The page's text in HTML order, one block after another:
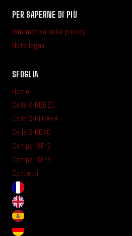
PER SAPERNE DI PIÙ
Informativa sulla privacy
Note legali
SFOGLIA
Home
Cella X-REBEL
Cella X-PLORER
Cella X-REVO
Camper XP-2
Camper XP-3
Contatti